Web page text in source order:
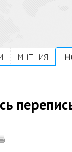
МНЕНИЯ